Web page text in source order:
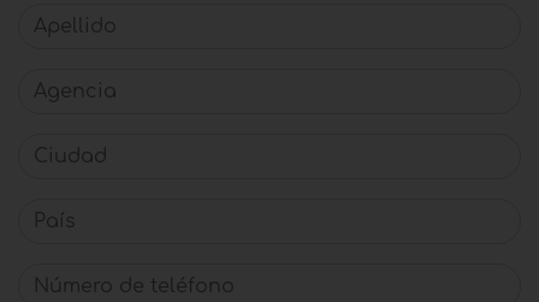
Apellido
Agencia
Ciudad
País
Número de teléfono